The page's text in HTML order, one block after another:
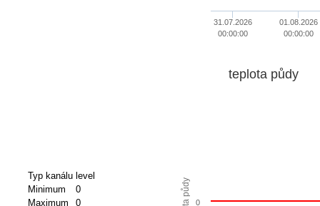
31.07.2026
00:00:00
01.08.2026
00:00:00
Typ kanálu level
Minimum
0
Maximum
0
teplota půdy
0